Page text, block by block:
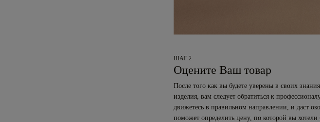
ШАГ 2
Оцените Ваш товар
После того как вы будете уверены в своих
изделия, вам следует обратиться к
движетесь в правильном направлении, и даст
поможет определить цену, по которой вы хотели